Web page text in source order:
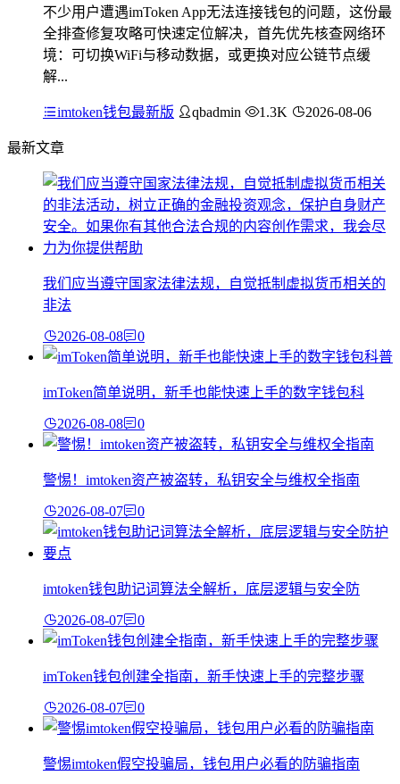
不少用户遭遇imToken App无法连接钱包的问题，这份最
全排查修复攻略可快速定位解决，首先优先核查网络环
境：可切换WiFi与移动数据，或更换对应公链节点缓
解...
imtoken钱包最新版 qbadmin 1.3K 2026-08-06
最新文章
我们应当遵守国家法律法规，自觉抵制虚拟货币相关的
非法
2026-08-08 0
imToken简单说明，新手也能快速上手的数字钱包科
2026-08-08 0
警惕！imtoken资产被盗转，私钥安全与维权全指南
2026-08-07 0
imtoken钱包助记词算法全解析，底层逻辑与安全防
2026-08-07 0
imToken钱包创建全指南，新手快速上手的完整步骤
2026-08-07 0
警惕imtoken假空投骗局，钱包用户必看的防骗指南